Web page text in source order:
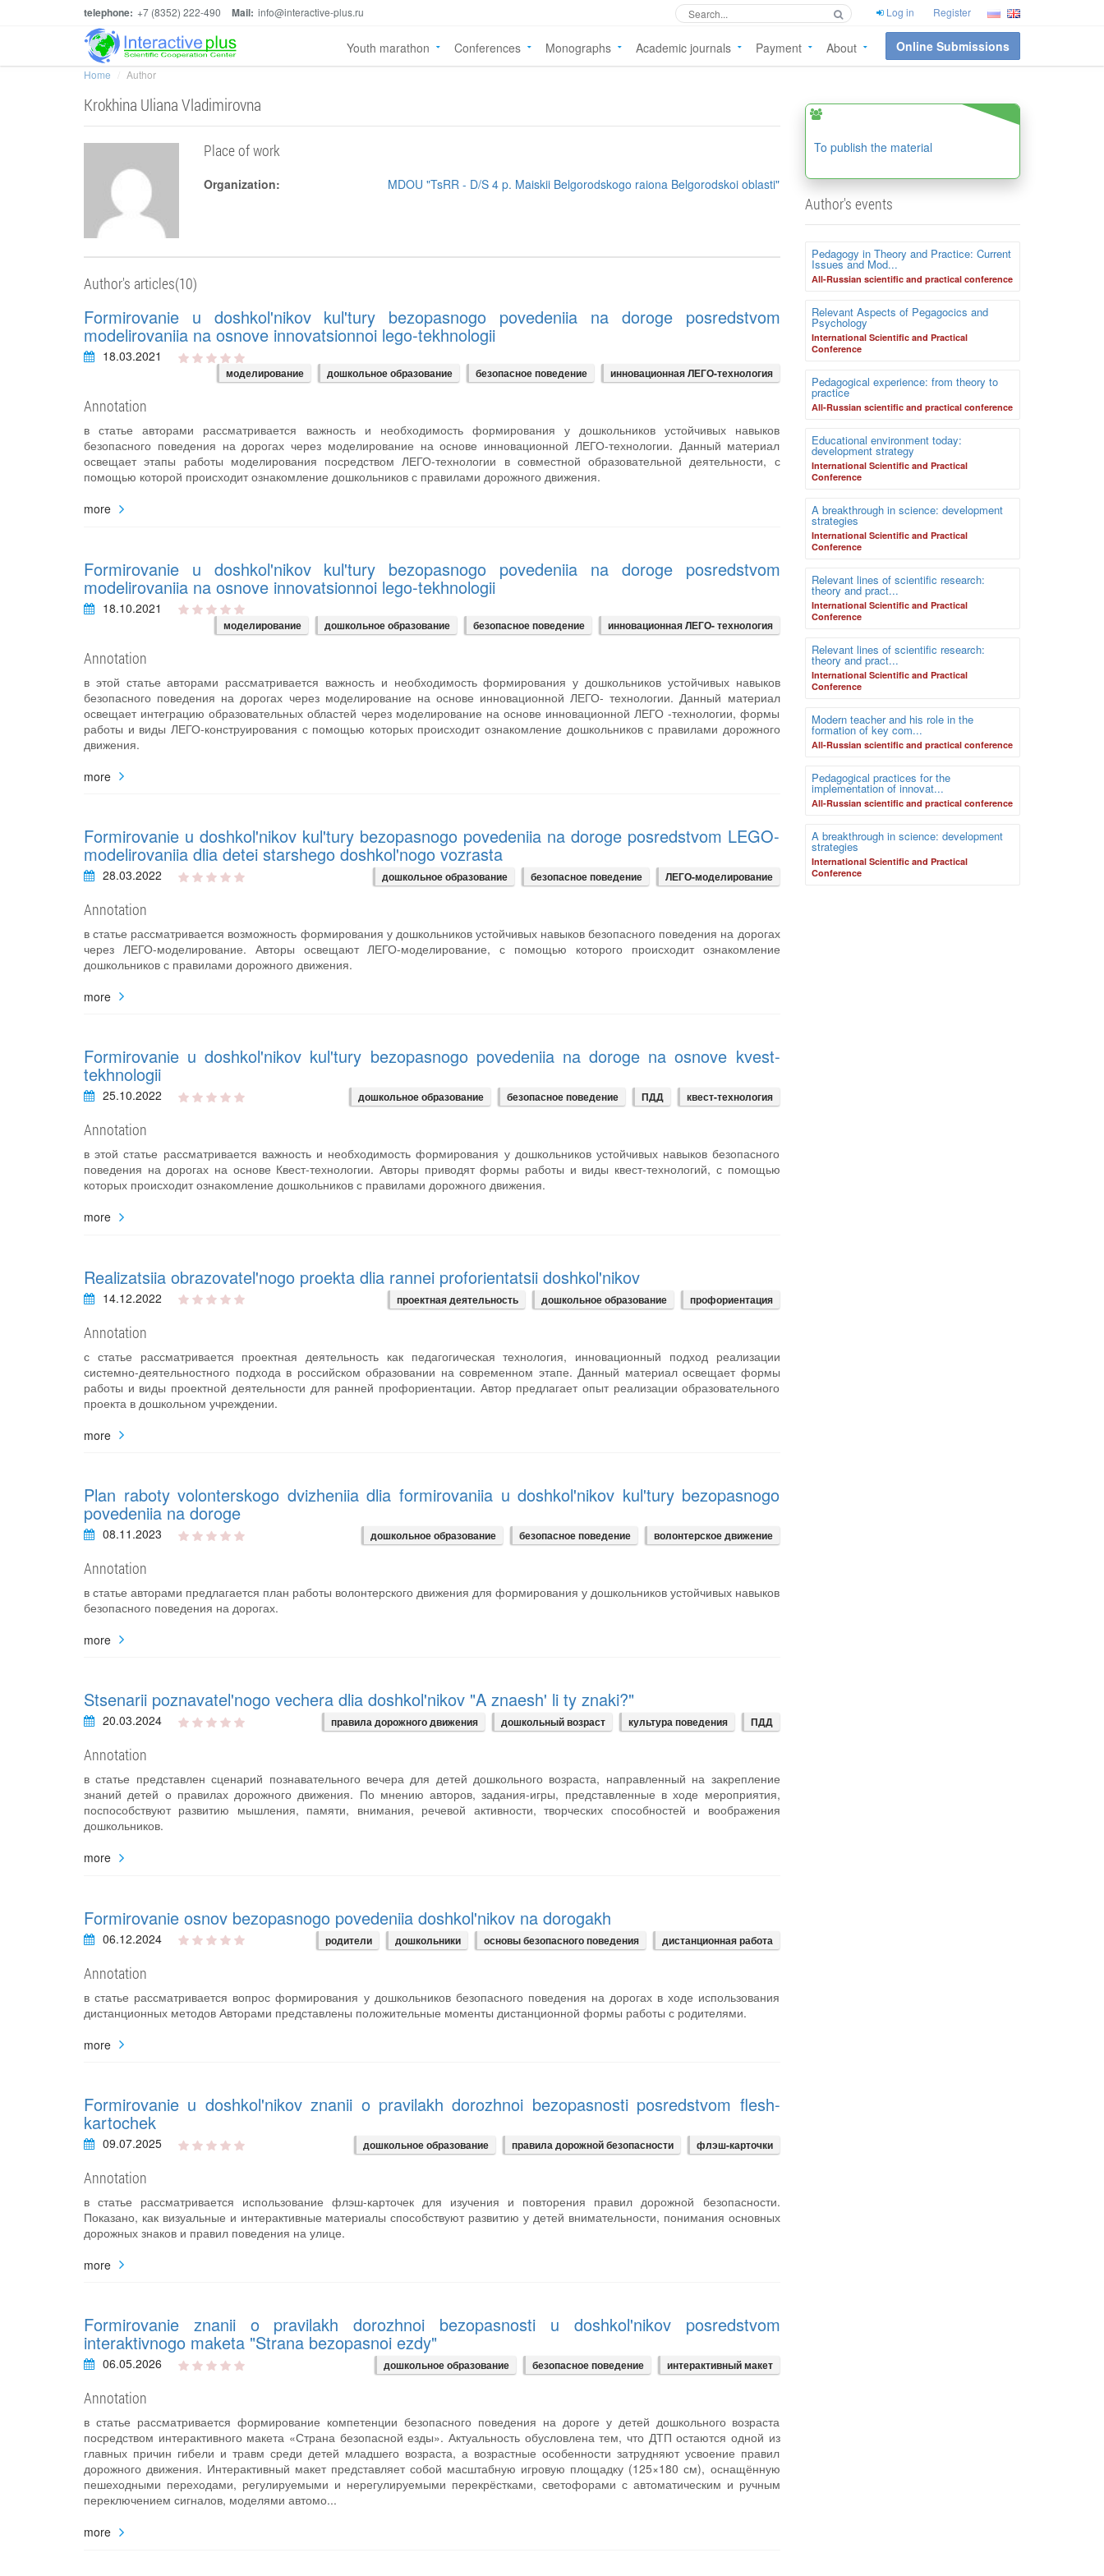
telephone: +7 (8352) 222-490 Mail: info@interactive-plus.ru Log in Register
Youth marathon Conferences Monographs Academic journals Payment About Online Submissions
Home Author
Krokhina Uliana Vladimirovna
Place of work
Organization: MDOU "TsRR - D/S 4 p. Maiskii Belgorodskogo raiona Belgorodskoi oblasti"
Author's articles(10)
Formirovanie u doshkol'nikov kul'tury bezopasnogo povedeniia na doroge posredstvom
modelirovaniia na osnove innovatsionnoi lego-tekhnologii
18.03.2021
моделирование дошкольное образование безопасное поведение инновационная ЛЕГО-технология
Annotation
в статье авторами рассматривается важность и необходимость формирования у дошкольников устойчивых навыков
безопасного поведения на дорогах через моделирование на основе инновационной ЛЕГО-технологии. Данный материал
освещает этапы работы моделирования посредством ЛЕГО-технологии в совместной образовательной деятельности, с
помощью которой происходит ознакомление дошкольников с правилами дорожного движения.
more
Formirovanie u doshkol'nikov kul'tury bezopasnogo povedeniia na doroge posredstvom
modelirovaniia na osnove innovatsionnoi lego-tekhnologii
18.10.2021
моделирование дошкольное образование безопасное поведение инновационная ЛЕГО- технология
Annotation
в этой статье авторами рассматривается важность и необходимость формирования у дошкольников устойчивых навыков
безопасного поведения на дорогах через моделирование на основе инновационной ЛЕГО- технологии. Данный материал
освещает интеграцию образовательных областей через моделирование на основе инновационной ЛЕГО -технологии, формы
работы и виды ЛЕГО-конструирования с помощью которых происходит ознакомление дошкольников с правилами дорожного
движения.
more
Formirovanie u doshkol'nikov kul'tury bezopasnogo povedeniia na doroge posredstvom LEGO-
modelirovaniia dlia detei starshego doshkol'nogo vozrasta
28.03.2022 дошкольное образование безопасное поведение ЛЕГО-моделирование
Annotation
в статье рассматривается возможность формирования у дошкольников устойчивых навыков безопасного поведения на дорогах
через ЛЕГО-моделирование. Авторы освещают ЛЕГО-моделирование, с помощью которого происходит ознакомление
дошкольников с правилами дорожного движения.
more
Formirovanie u doshkol'nikov kul'tury bezopasnogo povedeniia na doroge na osnove kvest-
tekhnologii
25.10.2022 дошкольное образование безопасное поведение ПДД квест-технология
Annotation
в этой статье рассматривается важность и необходимость формирования у дошкольников устойчивых навыков безопасного
поведения на дорогах на основе Квест-технологии. Авторы приводят формы работы и виды квест-технологий, с помощью
которых происходит ознакомление дошкольников с правилами дорожного движения.
more
Realizatsiia obrazovatel'nogo proekta dlia rannei proforientatsii doshkol'nikov
14.12.2022 проектная деятельность дошкольное образование профориентация
Annotation
с статье рассматривается проектная деятельность как педагогическая технология, инновационный подход реализации
системно-деятельностного подхода в российском образовании на современном этапе. Данный материал освещает формы
работы и виды проектной деятельности для ранней профориентации. Автор предлагает опыт реализации образовательного
проекта в дошкольном учреждении.
more
Plan raboty volonterskogo dvizheniia dlia formirovaniia u doshkol'nikov kul'tury bezopasnogo
povedeniia na doroge
08.11.2023 дошкольное образование безопасное поведение волонтерское движение
Annotation
в статье авторами предлагается план работы волонтерского движения для формирования у дошкольников устойчивых навыков
безопасного поведения на дорогах.
more
Stsenarii poznavatel'nogo vechera dlia doshkol'nikov "A znaesh' li ty znaki?"
20.03.2024 правила дорожного движения дошкольный возраст культура поведения ПДД
Annotation
в статье представлен сценарий познавательного вечера для детей дошкольного возраста, направленный на закрепление
знаний детей о правилах дорожного движения. По мнению авторов, задания-игры, представленные в ходе мероприятия,
поспособствуют развитию мышления, памяти, внимания, речевой активности, творческих способностей и воображения
дошкольников.
more
Formirovanie osnov bezopasnogo povedeniia doshkol'nikov na dorogakh
06.12.2024 родители дошкольники основы безопасного поведения дистанционная работа
Annotation
в статье рассматривается вопрос формирования у дошкольников безопасного поведения на дорогах в ходе использования
дистанционных методов Авторами представлены положительные моменты дистанционной формы работы с родителями.
more
Formirovanie u doshkol'nikov znanii o pravilakh dorozhnoi bezopasnosti posredstvom flesh-
kartochek
09.07.2025 дошкольное образование правила дорожной безопасности флэш-карточки
Annotation
в статье рассматривается использование флэш-карточек для изучения и повторения правил дорожной безопасности.
Показано, как визуальные и интерактивные материалы способствуют развитию у детей внимательности, понимания основных
дорожных знаков и правил поведения на улице.
more
Formirovanie znanii o pravilakh dorozhnoi bezopasnosti u doshkol'nikov posredstvom
interaktivnogo maketa "Strana bezopasnoi ezdy"
06.05.2026 дошкольное образование безопасное поведение интерактивный макет
Annotation
в статье рассматривается формирование компетенции безопасного поведения на дороге у детей дошкольного возраста
посредством интерактивного макета «Страна безопасной езды». Актуальность обусловлена тем, что ДТП остаются одной из
главных причин гибели и травм среди детей младшего возраста, а возрастные особенности затрудняют усвоение правил
дорожного движения. Интерактивный макет представляет собой масштабную игровую площадку (125×180 см), оснащённую
пешеходными переходами, регулируемыми и нерегулируемыми перекрёстками, светофорами с автоматическим и ручным
переключением сигналов, моделями автомо...
more
To publish the material
Author's events
Pedagogy in Theory and Practice: Current
Issues and Mod...
Аll-Russian scientific and practical conference
Relevant Aspects of Pegagocics and
Psychology
International Scientific and Practical
Conference
Pedagogical experience: from theory to
practice
Аll-Russian scientific and practical conference
Educational environment today:
development strategy
International Scientific and Practical
Conference
A breakthrough in science: development
strategies
International Scientific and Practical
Conference
Relevant lines of scientific research:
theory and pract...
International Scientific and Practical
Conference
Relevant lines of scientific research:
theory and pract...
International Scientific and Practical
Conference
Modern teacher and his role in the
formation of key com...
Аll-Russian scientific and practical conference
Pedagogical practices for the
implementation of innovat...
Аll-Russian scientific and practical conference
A breakthrough in science: development
strategies
International Scientific and Practical
Conference